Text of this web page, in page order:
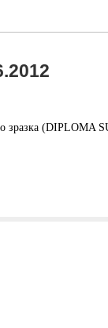
зразка (DIPLOMA